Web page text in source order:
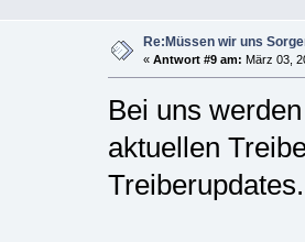
Re:Müssen wir uns
« Antwort #9 am: März 03,
Bei uns
aktuellen
Treiberupdates.